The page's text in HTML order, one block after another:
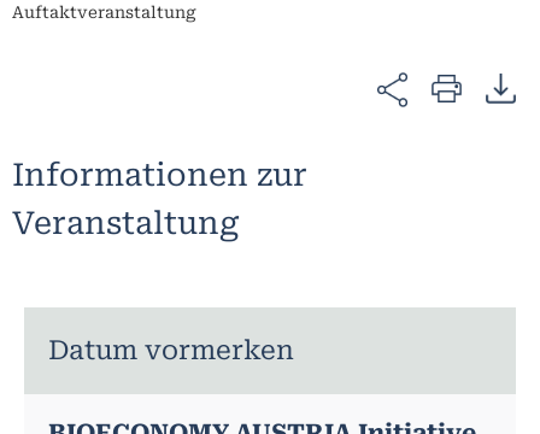
Auftaktveranstaltung
Informationen zur
Veranstaltung
Datum vormerken